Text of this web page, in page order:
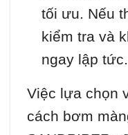
tối ưu. Nếu
kiểm tra và
ngay lập tức.
Việc lựa chọn
cách bơm